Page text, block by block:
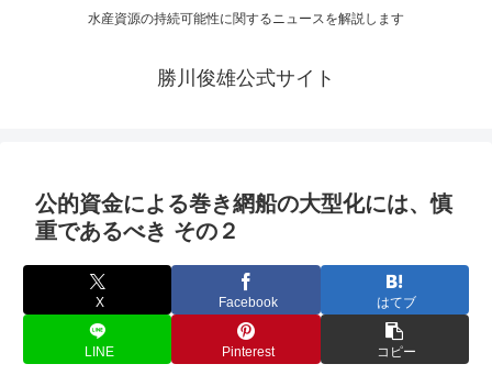
水産資源の持続可能性に関するニュースを解説します
勝川俊雄公式サイト
公的資金による巻き網船の大型化には、慎
重であるべき その２
X Facebook はてブ
LINE Pinterest コピー